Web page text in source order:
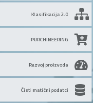
Klasifikacija 2.0
PURCHINEERING
Razvoj proizvoda
Čisti matični podatci